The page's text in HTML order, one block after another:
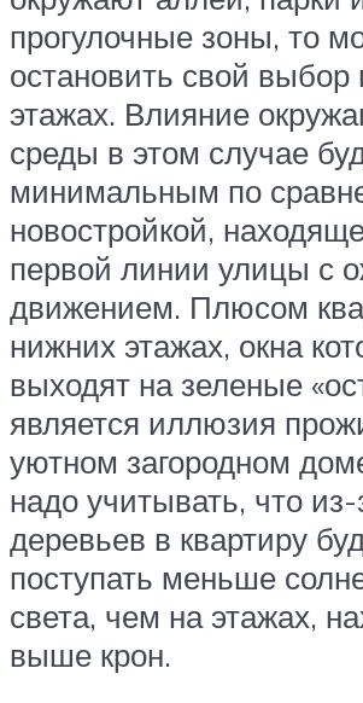
прогулочные зоны, то
остановить свой выбор
этажах. Влияние
среды в этом случае
минимальным по
новостройкой,
первой линии улицы с
движением. Плюсом
нижних этажах, окна
выходят на зеленые
является иллюзия
уютном загородном
надо учитывать, что
деревьев в квартиру
поступать меньше
света, чем на этажах,
выше крон.